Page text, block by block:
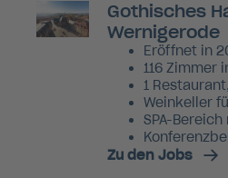
Gothisches
Wernigerode
Eröffnet in
116 Zimmer
1
Weinkeller
SPA-
Zu den Jobs